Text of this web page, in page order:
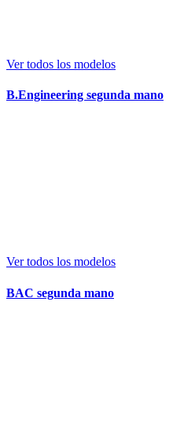
Ver todos los modelos
B.Engineering segunda mano
Ver todos los modelos
BAC segunda mano